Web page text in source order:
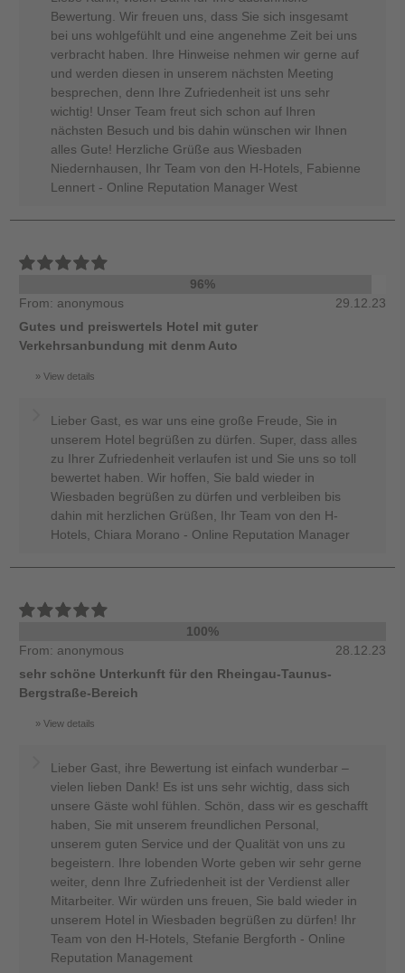
Bewertung. Wir freuen uns, dass Sie sich insgesamt
bei uns wohlgefühlt und eine angenehme Zeit bei uns
verbracht haben. Ihre Hinweise nehmen wir gerne auf
und werden diesen in unserem nächsten Meeting
besprechen, denn Ihre Zufriedenheit ist uns sehr
wichtig! Unser Team freut sich schon auf Ihren
nächsten Besuch und bis dahin wünschen wir Ihnen
alles Gute! Herzliche Grüße aus Wiesbaden
Niedernhausen, Ihr Team von den H-Hotels, Fabienne
Lennert - Online Reputation Manager West
96%
From: anonymous
29.12.23
Gutes und preiswertels Hotel mit guter
Verkehrsanbundung mit denm Auto
View details
Lieber Gast, es war uns eine große Freude, Sie in
unserem Hotel begrüßen zu dürfen. Super, dass alles
zu Ihrer Zufriedenheit verlaufen ist und Sie uns so toll
bewertet haben. Wir hoffen, Sie bald wieder in
Wiesbaden begrüßen zu dürfen und verbleiben bis
dahin mit herzlichen Grüßen, Ihr Team von den H-
Hotels, Chiara Morano - Online Reputation Manager
100%
From: anonymous
28.12.23
sehr schöne Unterkunft für den Rheingau-Taunus-
Bergstraße-Bereich
View details
Lieber Gast, ihre Bewertung ist einfach wunderbar –
vielen lieben Dank! Es ist uns sehr wichtig, dass sich
unsere Gäste wohl fühlen. Schön, dass wir es geschafft
haben, Sie mit unserem freundlichen Personal,
unserem guten Service und der Qualität von uns zu
begeistern. Ihre lobenden Worte geben wir sehr gerne
weiter, denn Ihre Zufriedenheit ist der Verdienst aller
Mitarbeiter. Wir würden uns freuen, Sie bald wieder in
unserem Hotel in Wiesbaden begrüßen zu dürfen! Ihr
Team von den H-Hotels, Stefanie Bergforth - Online
Reputation Management